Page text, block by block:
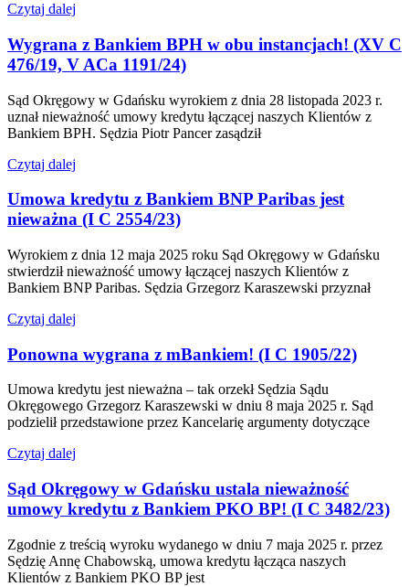
Czytaj dalej
Wygrana z Bankiem BPH w obu instancjach! (XV C
476/19, V ACa 1191/24)
Sąd Okręgowy w Gdańsku wyrokiem z dnia 28 listopada 2023 r.
uznał nieważność umowy kredytu łączącej naszych Klientów z
Bankiem BPH. Sędzia Piotr Pancer zasądził
Czytaj dalej
Umowa kredytu z Bankiem BNP Paribas jest
nieważna (I C 2554/23)
Wyrokiem z dnia 12 maja 2025 roku Sąd Okręgowy w Gdańsku
stwierdził nieważność umowy łączącej naszych Klientów z
Bankiem BNP Paribas. Sędzia Grzegorz Karaszewski przyznał
Czytaj dalej
Ponowna wygrana z mBankiem! (I C 1905/22)
Umowa kredytu jest nieważna – tak orzekł Sędzia Sądu
Okręgowego Grzegorz Karaszewski w dniu 8 maja 2025 r. Sąd
podzielił przedstawione przez Kancelarię argumenty dotyczące
Czytaj dalej
Sąd Okręgowy w Gdańsku ustala nieważność
umowy kredytu z Bankiem PKO BP! (I C 3482/23)
Zgodnie z treścią wyroku wydanego w dniu 7 maja 2025 r. przez
Sędzię Annę Chabowską, umowa kredytu łącząca naszych
Klientów z Bankiem PKO BP jest